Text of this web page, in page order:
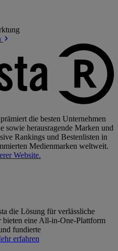
die besten Unternehmen
sowie herausragende Marken und
Rankings und Bestenlisten in
Medienmarken weltweit.
Website.
die Lösung für verlässliche
bieten eine All-in-One-Plattform
fundierte
erfahren